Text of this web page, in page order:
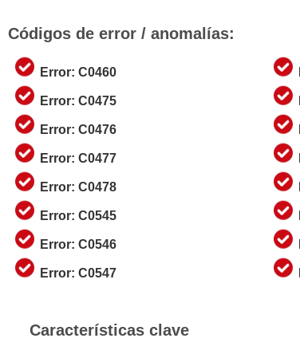
Códigos de error / anomalías:
Error: C0460
Error: C0475
Error: C0476
Error: C0477
Error: C0478
Error: C0545
Error: C0546
Error: C0547
Características clave